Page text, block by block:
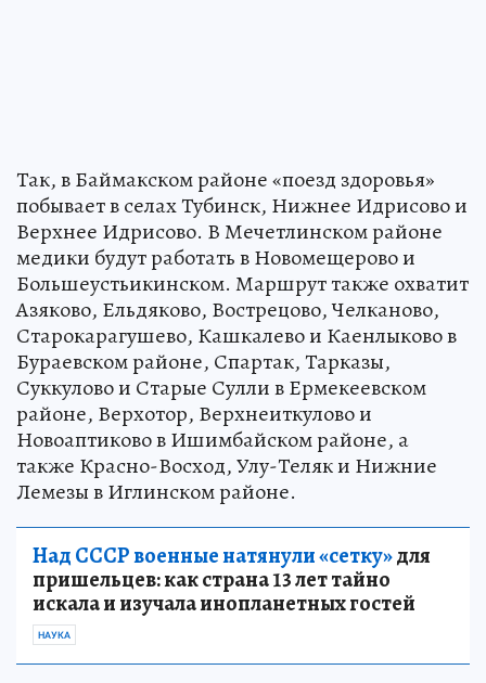
Так, в Баймакском районе «поезд здоровья»
побывает в селах Тубинск, Нижнее Идрисово и
Верхнее Идрисово. В Мечетлинском районе
медики будут работать в Новомещерово и
Большеустьикинском. Маршрут также охватит
Азяково, Ельдяково, Вострецово, Челканово,
Старокарагушево, Кашкалево и Каенлыково в
Бураевском районе, Спартак, Тарказы,
Суккулово и Старые Сулли в Ермекеевском
районе, Верхотор, Верхнеиткулово и
Новоаптиково в Ишимбайском районе, а
также Красно-Восход, Улу-Теляк и Нижние
Лемезы в Иглинском районе.
Над СССР военные натянули «сетку»для
пришельцев: как страна 13 лет тайно
искала и изучала инопланетных гостей
НАУКА